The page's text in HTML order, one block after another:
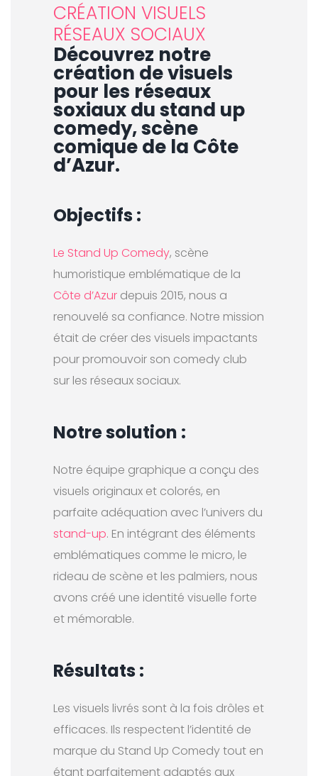
CRÉATION VISUELS
RÉSEAUX SOCIAUX
Découvrez notre
création de visuels
pour les réseaux
soxiaux du stand up
comedy, scène
comique de la Côte
d’Azur.
Objectifs :
Le Stand Up Comedy, scène
humoristique emblématique de la
Côte d’Azur depuis 2015, nous a
renouvelé sa confiance. Notre mission
était de créer des visuels impactants
pour promouvoir son comedy club
sur les réseaux sociaux.
Notre solution :
Notre équipe graphique a conçu des
visuels originaux et colorés, en
parfaite adéquation avec l’univers du
stand-up. En intégrant des éléments
emblématiques comme le micro, le
rideau de scène et les palmiers, nous
avons créé une identité visuelle forte
et mémorable.
Résultats :
Les visuels livrés sont à la fois drôles et
efficaces. Ils respectent l’identité de
marque du Stand Up Comedy tout en
étant parfaitement adaptés aux